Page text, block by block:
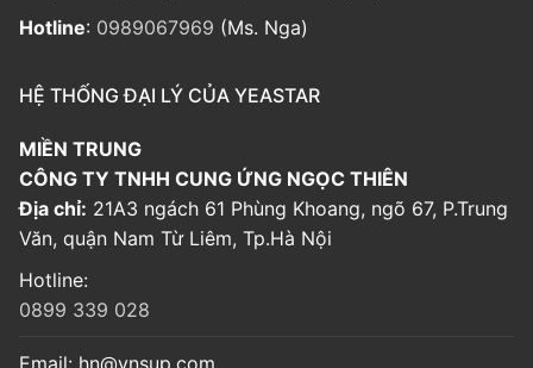
Hotline: 0989067969 (Ms. Nga)
HỆ THỐNG ĐẠI LÝ CỦA YEASTAR
MIỀN TRUNG
CÔNG TY TNHH CUNG ỨNG NGỌC THIÊN
Địa chỉ: 21A3 ngách 61 Phùng Khoang, ngõ 67, P.Trung
Văn, quận Nam Từ Liêm, Tp.Hà Nội
Hotline:
0899 339 028
Email: hn@vnsup.com